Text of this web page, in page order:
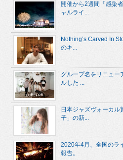
開催から2週間「感染
ャルライ...
Nothing’s Carved In
のキ...
グループ名をリニュー
ルした ...
日本ジャズヴォーカル
子」の新...
2020年4月、全国のラ
報告。